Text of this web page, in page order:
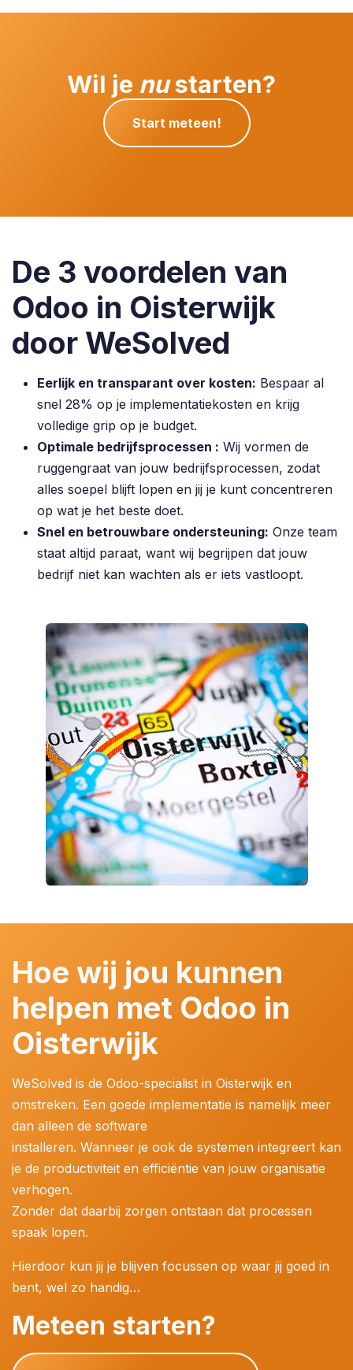
Wil je nustarten?
Start meteen!
De 3 voordelen van
Odoo in Oisterwijk
door WeSolved
Eerlijk en transparant over kosten: Bespaar al
snel 28% op je implementatiekosten en krijg
volledige grip op je budget.
Optimale bedrijfsprocessen : Wij vormen de
ruggengraat van jouw bedrijfsprocessen, zodat
alles soepel blijft lopen en jij je kunt concentreren
op wat je het beste doet.
Snel en betrouwbare ondersteuning: Onze team
staat altijd paraat, want wij begrijpen dat jouw
bedrijf niet kan wachten als er iets vastloopt.
Hoe wij jou kunnen
helpen met Odoo in
Oisterwijk
WeSolved is de Odoo-specialist in Oisterwijk en
omstreken. Een goede implementatie is namelijk meer
dan alleen de software
installeren. Wanneer je ook de systemen integreert kan
je de productiviteit en efficiëntie van jouw organisatie
verhogen.
Zonder dat daarbij zorgen ontstaan dat processen
spaak lopen.
Hierdoor kun jij je blijven focussen op waar jij goed in
bent, wel zo handig…
Meteen starten?